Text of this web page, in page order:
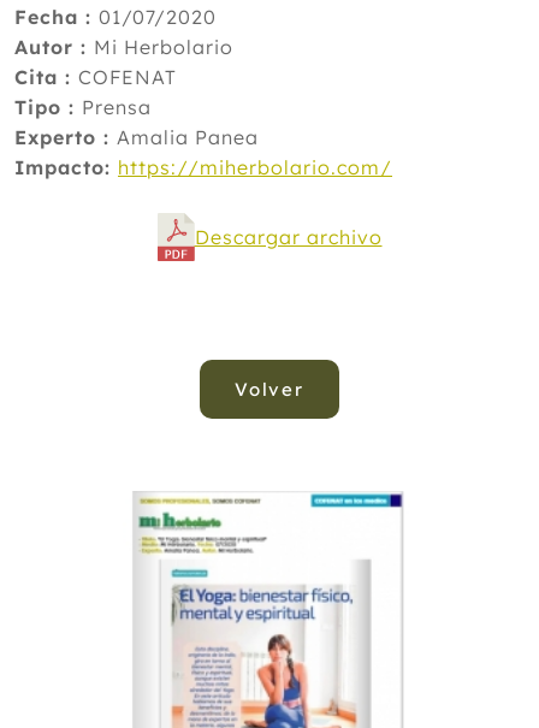
Fecha : 01/07/2020
Autor : Mi Herbolario
Cita : COFENAT
Tipo : Prensa
Experto : Amalia Panea
Impacto: https://miherbolario.com/
Descargar archivo
Volver